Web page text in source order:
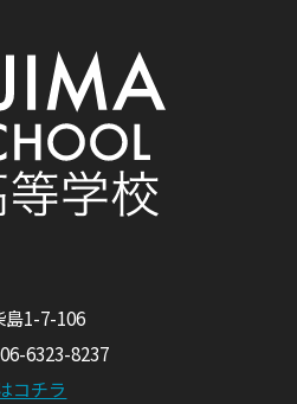
島1-7-106
6323-8237
コチラ